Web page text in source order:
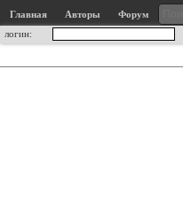
Главная Авторы
Форум
логин: